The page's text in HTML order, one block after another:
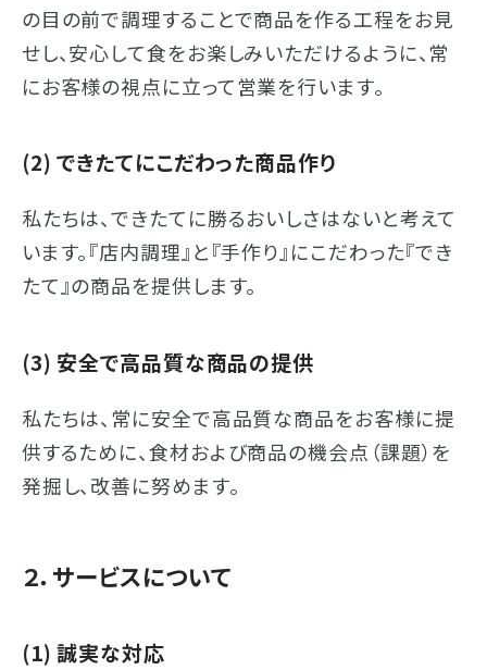
の目の前で調理することで商品を作る工程をお見
せし、安心して食をお楽しみいただけるように、常
にお客様の視点に立って営業を行います。
(2) できたてにこだわった商品作り
私たちは、できたてに勝るおいしさはないと考えて
います。『店内調理』と『手作り』にこだわった『でき
たて』の商品を提供します。
(3) 安全で高品質な商品の提供
私たちは、常に安全で高品質な商品をお客様に提
供するために、食材および商品の機会点（課題）を
発掘し、改善に努めます。
２．サービスについて
(1) 誠実な対応